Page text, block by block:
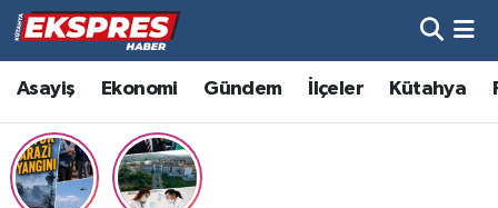
Asayiş Ekonomi Gündem İlçeler Kütahya
Altıntaş
Asayiş
Aslanapa
Hava Durumu
Trafik Durumu
Süper Lig Puan Durumu ve Fikstür